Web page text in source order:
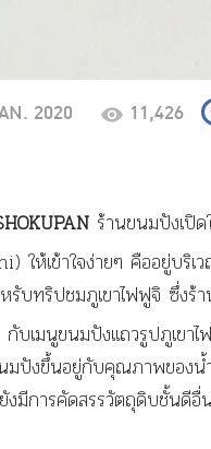
2020 11,426
ร้านขนมปังเปิ
ให้เข้าใจง่ายๆ คืออยู่บริเ
หรับทริปชมภูเขาไฟฟูจิ ซึ่งร้
บเมนูขนมปังเเถวรูปภูเข
มปังขึ้นอยู่กับคุณภาพของน้ำ
งมีการคัดสรรวัตถุดิบชั้นดี